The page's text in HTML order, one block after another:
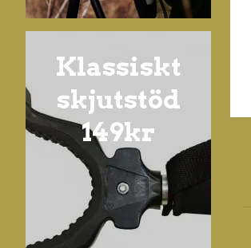
Klassiskt
skjutstöd
149kr